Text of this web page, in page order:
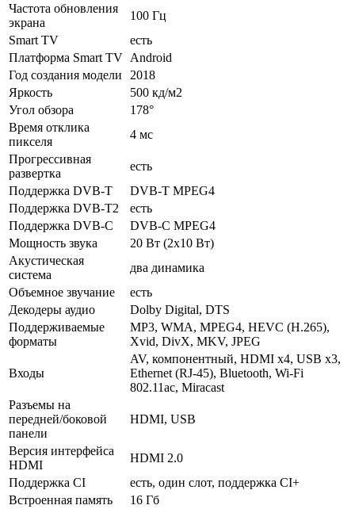
Частота обновления
экрана
100 Гц
Smart TV
есть
Платформа Smart TV Android
Год создания модели
2018
Яркость
500 кд/м2
Угол обзора
178°
Время отклика
пикселя
4 мс
Прогрессивная
развертка
есть
Поддержка DVB-T
DVB-T MPEG4
Поддержка DVB-T2
есть
Поддержка DVB-C
DVB-C MPEG4
Мощность звука
20 Вт (2х10 Вт)
Акустическая
система
два динамика
Объемное звучание
есть
Декодеры аудио
Dolby Digital, DTS
Поддерживаемые
форматы
MP3, WMA, MPEG4, HEVC (H.265),
Xvid, DivX, MKV, JPEG
Входы
AV, компонентный, HDMI x4, USB x3,
Ethernet (RJ-45), Bluetooth, Wi-Fi
802.11ac, Miracast
Разъемы на
передней/боковой
панели
HDMI, USB
Версия интерфейса
HDMI
HDMI 2.0
Поддержка CI
есть, один слот, поддержка CI+
Встроенная память
16 Гб